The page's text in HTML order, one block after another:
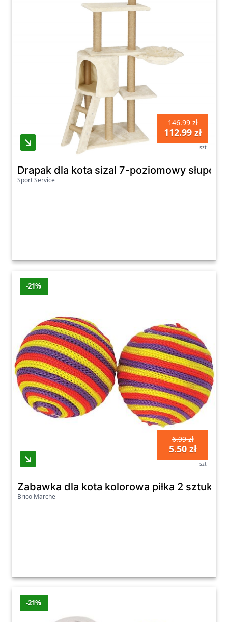
146.99 zł
112.99 zł
szt
Drapak dla kota sizal 7-poziomowy słupek
Sport Service
-21%
6.99 zł
5.50 zł
szt
Zabawka dla kota kolorowa piłka 2 sztuki
Brico Marche
-21%